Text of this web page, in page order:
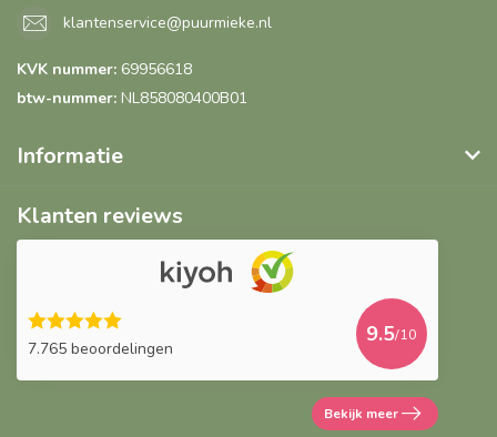
klantenservice@puurmieke.nl
KVK nummer: 69956618
btw-nummer: NL858080400B01
Informatie
Klanten reviews
7.765 beoordelingen
9.5/10
Bekijk meer